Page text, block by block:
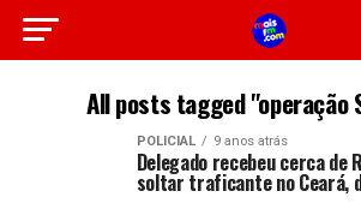
All posts tagged "operação
POLICIAL 9 anos atrás
Delegado recebeu cerca de
soltar traficante no Ceará,